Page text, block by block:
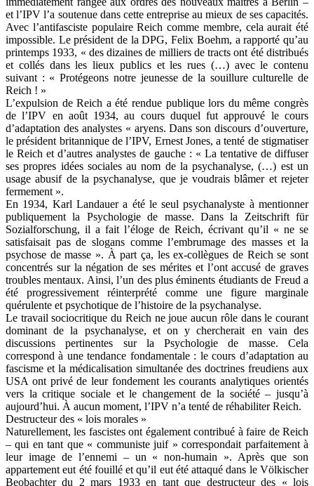
et l’IPV l’a soutenue dans cette entreprise au mieux de ses capacités.
Avec l’antifasciste populaire Reich comme membre, cela aurait été
impossible. Le président de la DPG, Felix Boehm, a rapporté qu’au
printemps 1933, « des dizaines de milliers de tracts ont été distribués
et collés dans les lieux publics et les rues (…) avec le contenu
suivant : « Protégeons notre jeunesse de la souillure culturelle de
Reich ! »
L’expulsion de Reich a été rendue publique lors du même congrès
de l’IPV en août 1934, au cours duquel fut approuvé le cours
d’adaptation des analystes « aryens. Dans son discours d’ouverture,
le président britannique de l’IPV, Ernest Jones, a tenté de stigmatiser
le Reich et d’autres analystes de gauche : « La tentative de diffuser
ses propres idées sociales au nom de la psychanalyse, (…) est un
usage abusif de la psychanalyse, que je voudrais blâmer et rejeter
fermement ».
En 1934, Karl Landauer a été le seul psychanalyste à mentionner
publiquement la Psychologie de masse. Dans la Zeitschrift für
Sozialforschung, il a fait l’éloge de Reich, écrivant qu’il « ne se
satisfaisait pas de slogans comme l’embrumage des masses et la
psychose de masse ». À part ça, les ex-collègues de Reich se sont
concentrés sur la négation de ses mérites et l’ont accusé de graves
troubles mentaux. Ainsi, l’un des plus éminents étudiants de Freud a
été progressivement réinterprété comme une figure marginale
quérulente et psychotique de l’histoire de la psychanalyse.
Le travail sociocritique du Reich ne joue aucun rôle dans le courant
dominant de la psychanalyse, et on y chercherait en vain des
discussions pertinentes sur la Psychologie de masse. Cela
correspond à une tendance fondamentale : le cours d’adaptation au
fascisme et la médicalisation simultanée des doctrines freudiens aux
USA ont privé de leur fondement les courants analytiques orientés
vers la critique sociale et le changement de la société – jusqu’à
aujourd’hui. À aucun moment, l’IPV n’a tenté de réhabiliter Reich.
Destructeur des « lois morales »
Naturellement, les fascistes ont également contribué à faire de Reich
– qui en tant que « communiste juif » correspondait parfaitement à
leur image de l’ennemi – un « non-humain ». Après que son
appartement eut été fouillé et qu’il eut été attaqué dans le Völkischer
Beobachter du 2 mars 1933 en tant que destructeur des « lois